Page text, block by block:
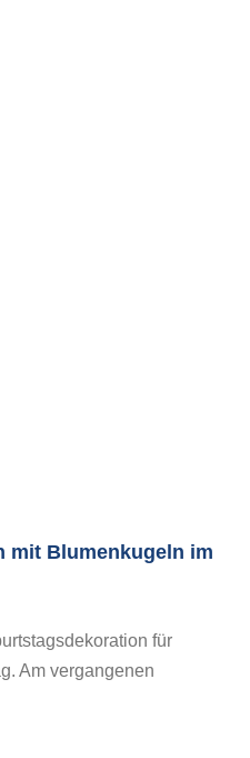
mit Blumenkugeln im
für
Am vergangenen